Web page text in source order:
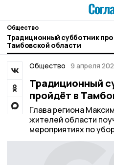
Общество
Традиционный субботник
Тамбовской области
Общество 9 апреля
Традиционный
пройдёт в
Глава региона
жителей области
мероприятиях по